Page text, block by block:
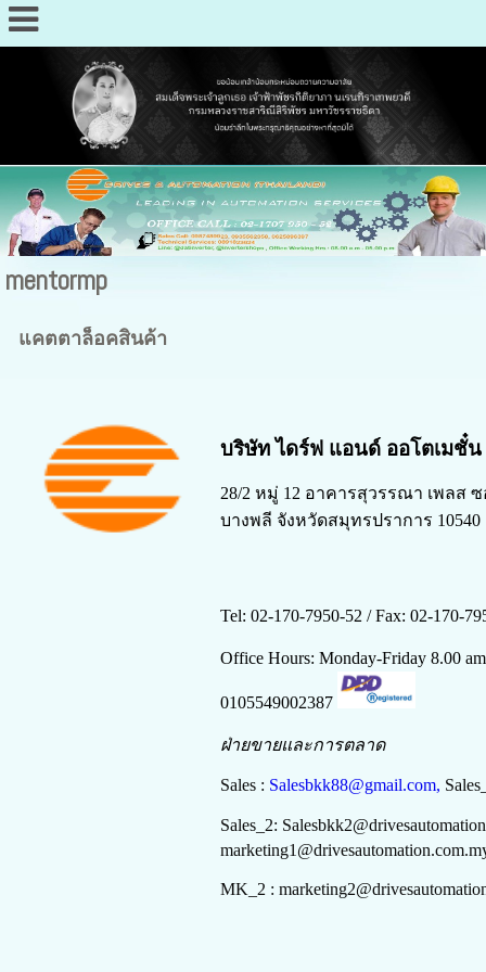
mentormp
แคตตาล็อคสินค้า
บริษัท ไดร์ฟ แอนด์ ออโตเมชั๋
28/2 หมู่ 12 อาคารสุวรรณา เพลส
บางพลี จังหวัดสมุทรปราการ 10540
Tel: 02-170-7950-52 /Fax: 02-170-
Office Hours: Monday-Friday 8.00
0105549002387
ฝ่ายขายและการตลาด
Sales : Salesbkk88@gmail.com,
Sales_2: Salesbkk2
marketing1
MK_2 : marketing2